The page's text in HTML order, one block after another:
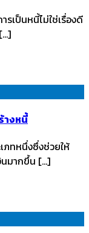
เป็นหนี้ไม่ใช่เรื่องดี
างหนี้
ภทหนึ่งซึ่งช่วยให้
นมากขึ้น […]